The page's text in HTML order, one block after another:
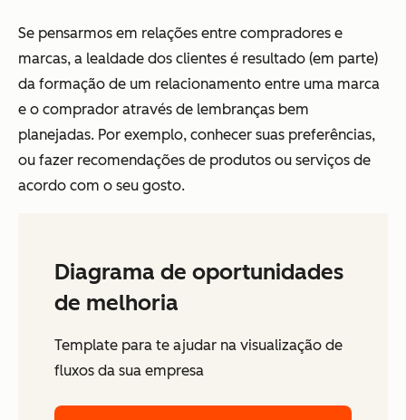
Se pensarmos em relações entre compradores e
marcas, a lealdade dos clientes é resultado (em parte)
da formação de um relacionamento entre uma marca
e o comprador através de lembranças bem
planejadas. Por exemplo, conhecer suas preferências,
ou fazer recomendações de produtos ou serviços de
acordo com o seu gosto.
Diagrama de oportunidades
de melhoria
Template para te ajudar na visualização de
fluxos da sua empresa